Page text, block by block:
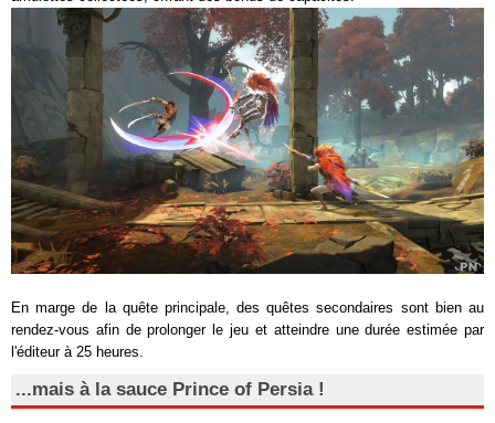
En marge de la quête principale, des quêtes secondaires sont bien au
rendez-vous afin de prolonger le jeu et atteindre une durée estimée par
l'éditeur à 25 heures.
...mais à la sauce Prince of Persia !